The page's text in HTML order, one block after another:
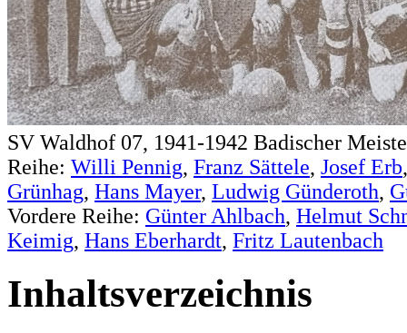
SV Waldhof 07, 1941-1942 Badischer
Reihe: Willi Pennig, Franz Sättele, Josef Erb
Grünhag, Hans Mayer, Ludwig Günderoth,
Vordere Reihe: Günter Ahlbach, Helmut
Keimig, Hans Eberhardt, Fritz Lautenbach
Inhaltsverzeichnis